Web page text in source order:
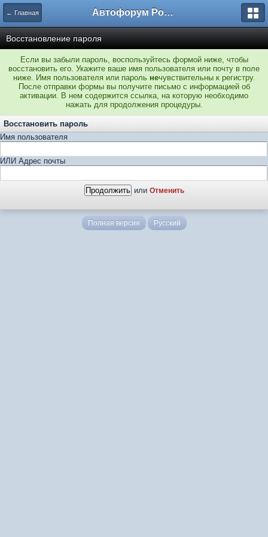
← Главная Автофорум Ростова-на-Дону
Восстановление пароля
Если вы забыли пароль, воспользуйтесь формой ниже, чтобы
восстановить его. Укажите ваше имя пользователя или почту в поле
ниже. Имя пользователя или пароль нечувствительны к регистру.
После отправки формы вы получите письмо с информацией об
активации. В нем содержится ссылка, на которую необходимо
нажать для продолжения процедуры.
Восстановить пароль
Имя пользователя
ИЛИ Адрес почты
или Отменить
Полная версия Русский